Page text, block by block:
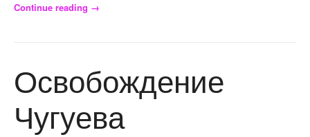
Continue reading «Типичный Чугуев»
→
Освобождение
Чугуева